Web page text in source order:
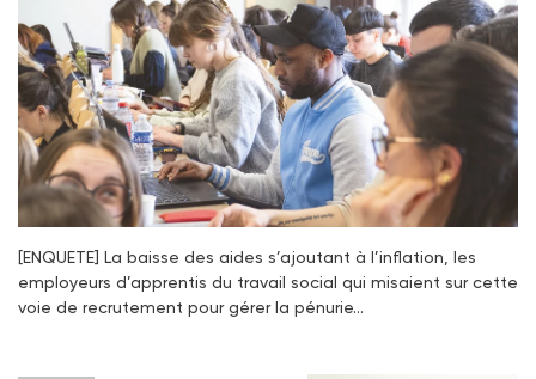
[ENQUETE] La baisse des aides s’ajoutant à l’inflation, les
employeurs d’apprentis du travail social qui misaient sur cette
voie de recrutement pour gérer la pénurie…